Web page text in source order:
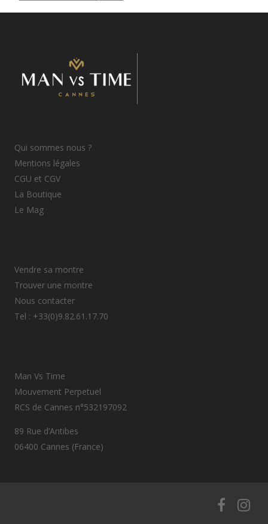
Qui sommes nous ?
Mentions légales
CGU et CGV
La Boutique
Le Mag
Vendre sa montre
Trouver une montre
Nous contacter
Tel : +33(0)9.82.61.17.70
Man Vs Time
Mouvement Perpetuel
RCS de Cannes n°532197092
89 Rue d’Antibes
06400 Cannes (France)